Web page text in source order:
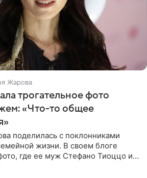
Жарова
трогательное фото
«Что-то общее
поделилась с поклонниками
жизни. В своем блоге
где ее муж Стефано Тиоццо и